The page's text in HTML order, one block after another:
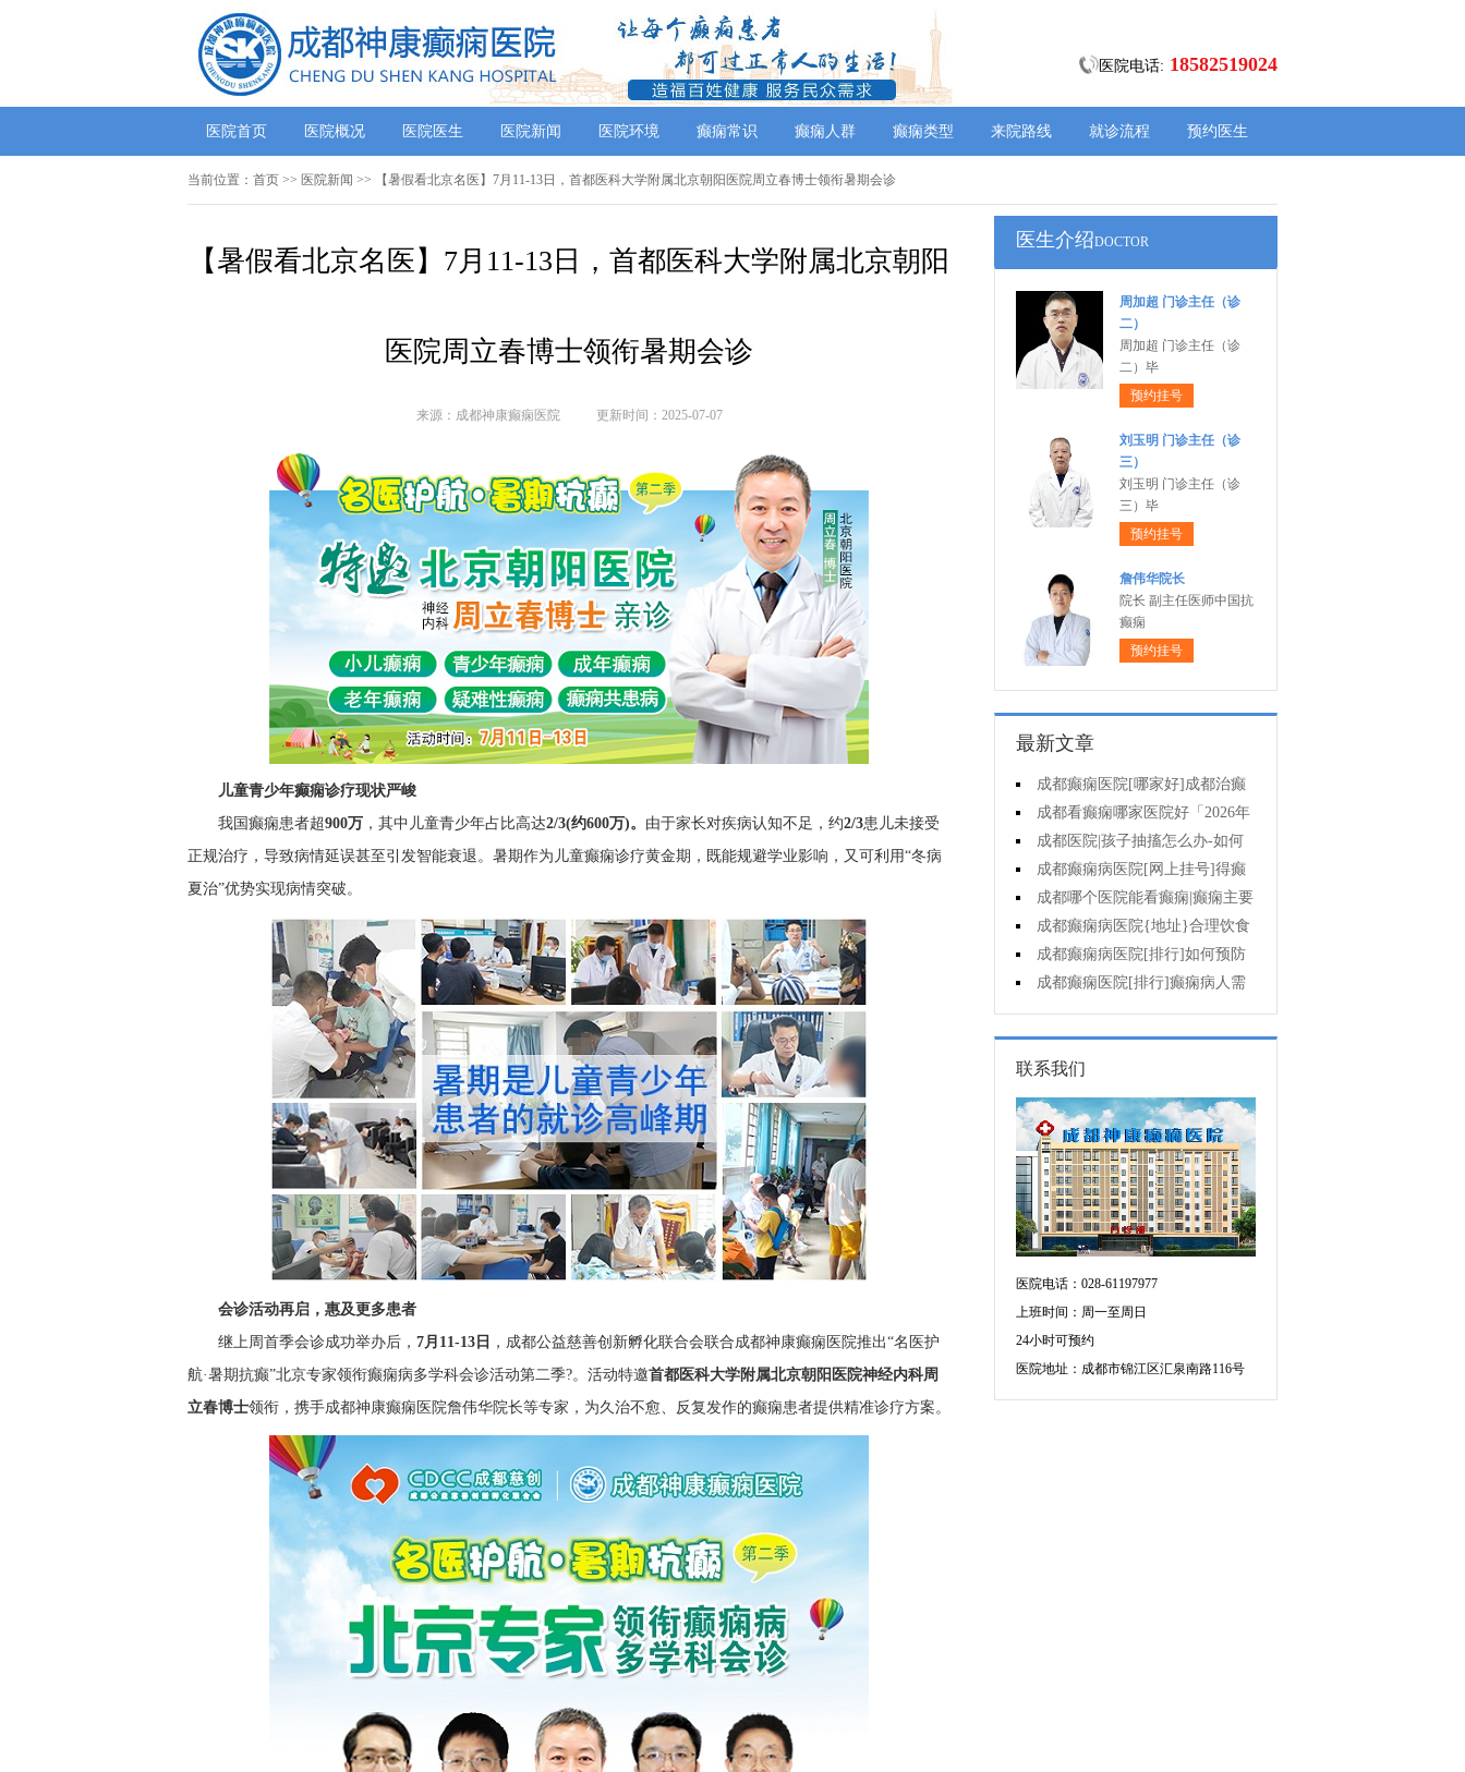
医院电话: 18582519024
医院首页 医院概况 医院医生 医院新闻 医院环境 癫痫常识 癫痫人群 癫痫类型 来院路线 就诊流程 预约医生
当前位置： 首页 >> 医院新闻 >> 【暑假看北京名医】7月11-13日，首都医科大学附属北京朝阳医院周立春博士领衔暑期会诊‌
【暑假看北京名医】7月11-13日，首都医科大学附属北京朝阳
医院周立春博士领衔暑期会诊‌
来源：成都神康癫痫医院 更新时间：2025-07-07
儿童青少年癫痫诊疗现状严峻
我国癫痫患者超900万 ，其中儿童青少年占比高达2/3(约600万)。 由于家长对疾病认知不足，约2/3患儿未接受
正规治疗，导致病情延误甚至引发智能衰退。暑期作为儿童癫痫诊疗黄金期，既能规避学业影响，又可利用“冬病
夏治”优势实现病情突破。
会诊活动再启，惠及更多患者
继上周首季会诊成功举办后， 7月11-13日 ，成都公益慈善创新孵化联合会联合成都神康癫痫医院推出“名医护
航·暑期抗癫”北京专家领衔癫痫病多学科会诊活动第二季?。活动特邀首都医科大学附属北京朝阳医院神经内科周
立春博士领衔，携手成都神康癫痫医院詹伟华院长等专家，为久治不愈、反复发作的癫痫患者提供精准诊疗方案。
医生介绍DOCTOR
周加超 门诊主任（诊
二）
周加超 门诊主任（诊
二）毕
预约挂号
刘玉明 门诊主任（诊
三）
刘玉明 门诊主任（诊
三）毕
预约挂号
詹伟华院长
院长 副主任医师中国抗
癫痫
预约挂号
最新文章
成都癫痫医院[哪家好]成都治癫
痫的医院有哪些?
成都看癫痫哪家医院好「2026年
度公布」孩子肚子疼当心是癫痫作
祟!
成都医院|孩子抽搐怎么办-如何
选择治疗小儿癫痫的方式?
成都癫痫病医院[网上挂号]得癫
痫的孩子能正常上学吗?
成都哪个医院能看癫痫|癫痫主要
护理有哪些?
成都癫痫病医院{地址}合理饮食
能预防癫痫发作吗?
成都癫痫病医院[排行]如何预防
儿童癫痫?
成都癫痫医院[排行]癫痫病人需
要注意些什么
联系我们
医院电话：028-61197977
上班时间：周一至周日
24小时可预约
医院地址：成都市锦江区汇泉南路116号